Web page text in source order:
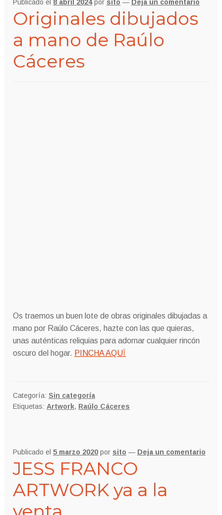
Publicado el 8 abril 2024 por sito — Deja un comentario
Originales dibujados
a mano de Raúlo
Cáceres
Os traemos un buen lote de obras originales dibujadas a
mano por Raúlo Cáceres, hazte con las que quieras,
unas auténticas reliquias para adornar cualquier rincón
oscuro del hogar. PINCHA AQUÏ
Categoría: Sin categoría
Etiquetas: Artwork, Raúlo Cáceres
Publicado el 5 marzo 2020 por sito — Deja un comentario
JESS FRANCO
ARTWORK ya a la